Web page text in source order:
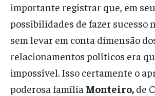
importante registrar que, em
possibilidades de fazer sucesso
sem levar em conta dimensão
relacionamentos políticos era
impossível. Isso certamente o
poderosa família Monteiro, de